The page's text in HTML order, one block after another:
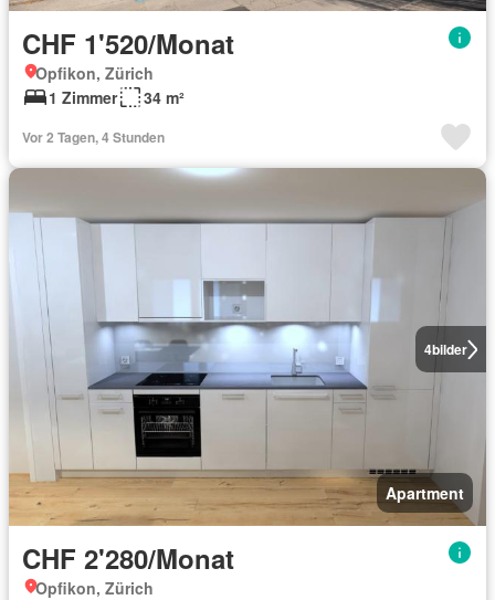
CHF 1'520/Monat
Opfikon, Zürich
1 Zimmer
34 m²
Vor 2 Tagen, 4 Stunden
4bilder
Apartment
CHF 2'280/Monat
Opfikon, Zürich